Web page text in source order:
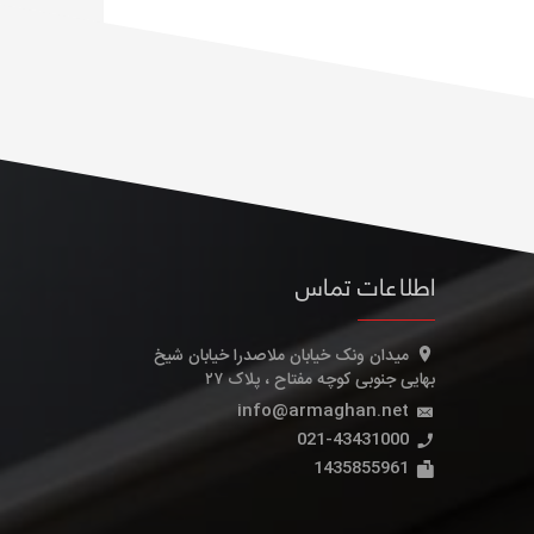
اطلاعات تماس
میدان ونک خیابان ملاصدرا خیابان شیخ
بهایی جنوبی کوچه مفتاح ، پلاک ۲۷
info@armaghan.net
021-43431000
1435855961